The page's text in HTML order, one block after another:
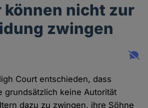
können nicht zur
zwingen
Court entschieden, dass
grundsätzlich keine Autorität
dazu zu zwingen, ihre Söhne